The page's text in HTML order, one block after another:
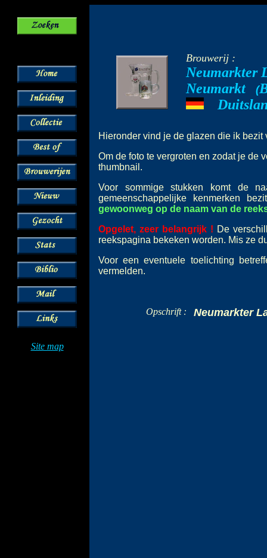
Site map
Brouwerij :
Neumarkter
Neumarkt-- (
Hieronder vind je de glazen die ik
Om de foto te vergroten en zodat je de
thumbnail.
Voor sommige stukken komt de
gemeenschappelijke kenmerken
gewoonweg op de naam van de
Opgelet, zeer belangrijk ! De
reekspagina bekeken worden. Mis ze
Voor een eventuele toelichting
vermelden.
Opschrift : Neumarkter